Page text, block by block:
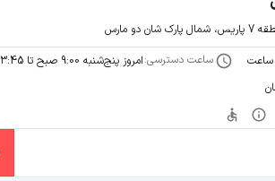
دو مارس
ساعت دسترسی:امروز پنج‌شنبه 9:00 صبح تا 23:45